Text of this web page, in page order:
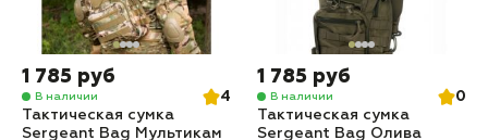
1 785 руб
В наличии
4
Тактическая сумка
Sergeant Bag Мультикам
1 785 руб
В наличии
0
Тактическая сумка
Sergeant Bag Олива